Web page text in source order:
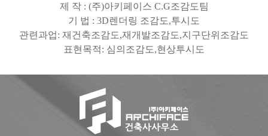
제 작 : (주)아키페이스 C.G조감도팀
기 법 : 3D렌더링 조감도,투시도
관련과업: 재건축조감도,재개발조감도,지구단위조감도
표현목적: 심의조감도,현상투시도